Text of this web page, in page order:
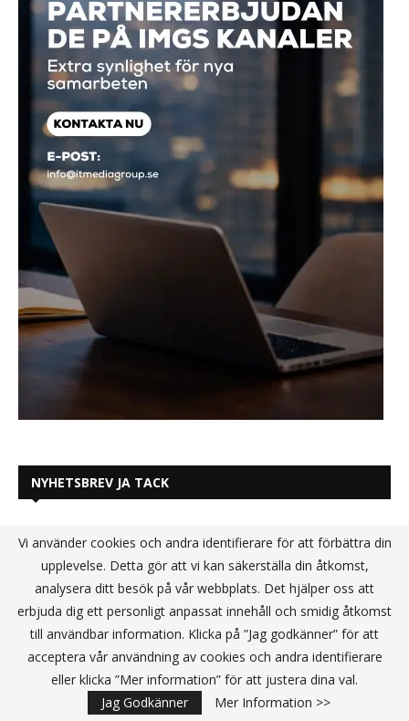
NYHETSBREV JA TACK
Vi använder cookies och andra identifierare för att förbättra din
upplevelse. Detta gör att vi kan säkerställa din åtkomst,
analysera ditt besök på vår webbplats. Det hjälper oss att
erbjuda dig ett personligt anpassat innehåll och smidig åtkomst
till användbar information. Klicka på ”Jag godkänner” för att
acceptera vår användning av cookies och andra identifierare
eller klicka ”Mer information” för att justera dina val.
Jag Godkänner
Mer Information >>